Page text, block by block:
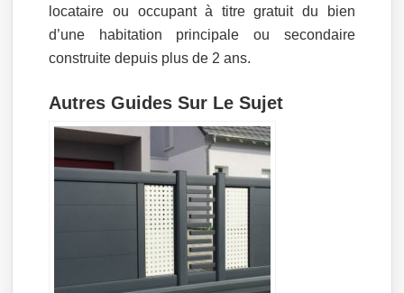
locataire ou occupant à titre gratuit du bien
d’une habitation principale ou secondaire
construite depuis plus de 2 ans.
Autres Guides Sur Le Sujet